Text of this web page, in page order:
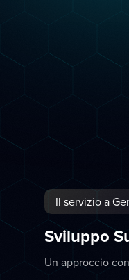
Il servizio a
Sviluppo
Un approccio